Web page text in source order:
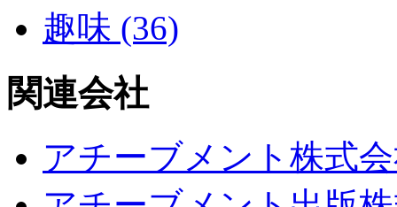
趣味 (36)
関連会社
アチーブメント株式